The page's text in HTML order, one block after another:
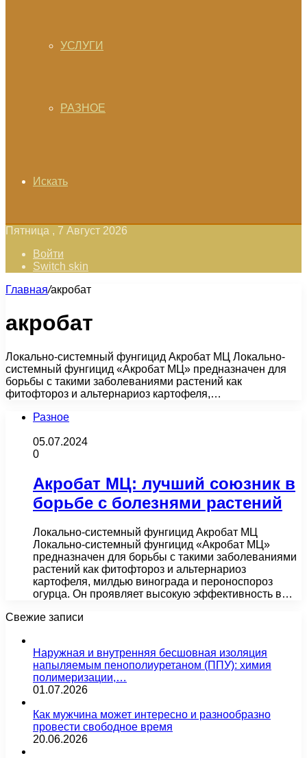
УСЛУГИ
РАЗНОЕ
Искать
Пятница , 7 Август 2026
Войти
Switch skin
Главная/акробат
акробат
Локально-системный фунгицид Акробат МЦ Локально-
системный фунгицид «Акробат МЦ» предназначен для
борьбы с такими заболеваниями растений как
фитофтороз и альтернариоз картофеля,…
Разное
05.07.2024
0
Акробат МЦ: лучший союзник в
борьбе с болезнями растений
Локально-системный фунгицид Акробат МЦ
Локально-системный фунгицид «Акробат МЦ»
предназначен для борьбы с такими заболеваниями
растений как фитофтороз и альтернариоз
картофеля, милдью винограда и пероноспороз
огурца. Он проявляет высокую эффективность в…
Свежие записи
Наружная и внутренняя бесшовная изоляция
напыляемым пенополиуретаном (ППУ): химия
полимеризации,…
01.07.2026
Как мужчина может интересно и разнообразно
провести свободное время
20.06.2026